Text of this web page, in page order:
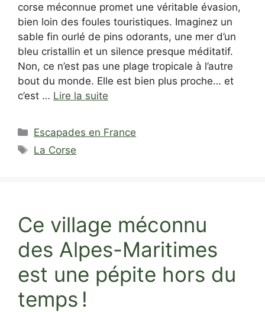
corse méconnue promet une véritable évasion,
bien loin des foules touristiques. Imaginez un
sable fin ourlé de pins odorants, une mer d’un
bleu cristallin et un silence presque méditatif.
Non, ce n’est pas une plage tropicale à l’autre
bout du monde. Elle est bien plus proche… et
c’est … Lire la suite
Catégories
Escapades en France
Étiquettes
La Corse
Ce village méconnu
des Alpes-Maritimes
est une pépite hors du
temps !